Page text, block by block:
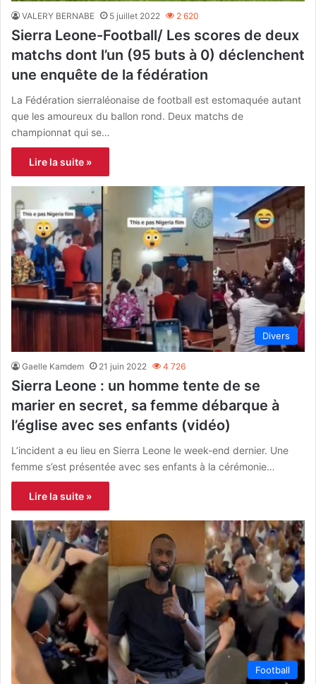
VALERY BERNABE 5 juillet 2022 2 620
Sierra Leone-Football/ Les scores de deux
matchs dont l’un (95 buts à 0) déclenchent
une enquête de la fédération
La Fédération sierraléonaise de football est estomaquée autant
que les amoureux du ballon rond. Deux matchs de
championnat qui se…
Lire la suite »
Divers
Gaelle Kamdem 21 juin 2022 4 726
Sierra Leone : un homme tente de se
marier en secret, sa femme débarque à
l’église avec ses enfants (vidéo)
L’incident a eu lieu en Sierra Leone le week-end dernier. Une
femme s’est présentée avec ses enfants à la cérémonie…
Lire la suite »
Football